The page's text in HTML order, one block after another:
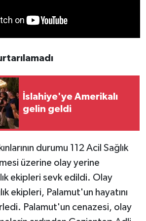
İslahiye'ye Amerikalı
gelin geldi
durumu 112 Acil Sağlık
üzerine olay yerine
ekipleri sevk edildi. Olay
ekipleri, Palamut'un hayatını
Palamut'un cenazesi, olay